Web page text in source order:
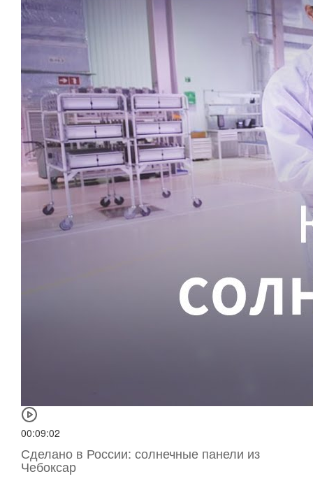
00:09:02
Сделано в России: солнечные панели из
Чебоксар